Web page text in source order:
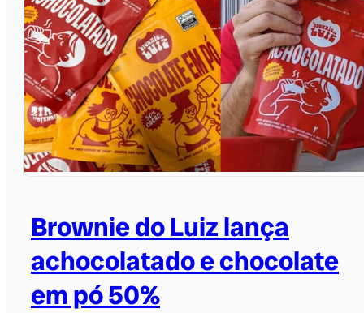
Brownie do Luiz lança
achocolatado e chocolate
em pó 50%